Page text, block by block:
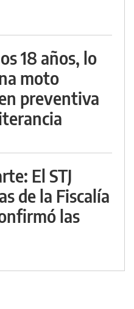
18 años, lo
moto
preventiva
El STJ
de la Fiscalía
las